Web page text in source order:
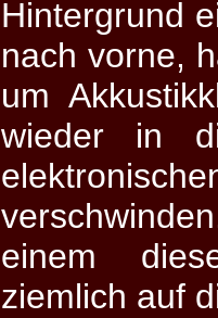
Hintergrund
nach vorne,
um
wieder in
einem
ziemlich auf